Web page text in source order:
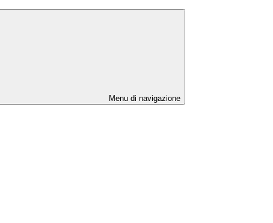
Menu di navigazione